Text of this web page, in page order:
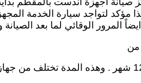
مؤكد لتواجد سيارة
المرور الوقائي لما بعد
من